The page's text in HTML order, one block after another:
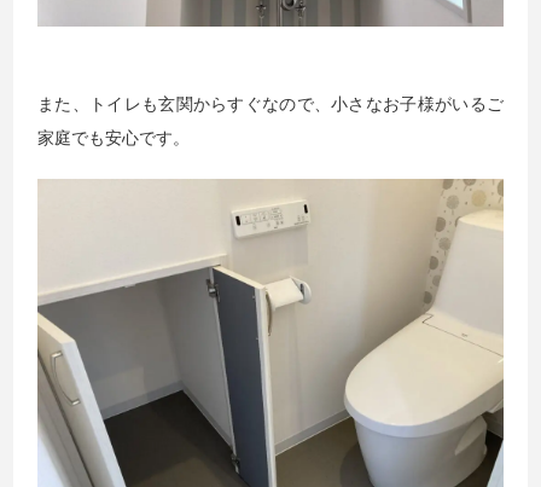
また、トイレも玄関からすぐなので、小さなお子様がいるご
家庭でも安心です。